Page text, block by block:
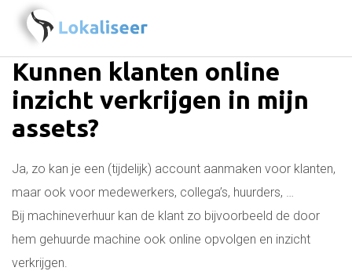
Kunnen klanten online
inzicht verkrijgen in mijn
assets?
Ja, zo kan je een (tijdelijk) account aanmaken voor klanten,
maar ook voor medewerkers, collega’s, huurders, …
Bij machineverhuur kan de klant zo bijvoorbeeld de door
hem gehuurde machine ook online opvolgen en inzicht
verkrijgen.